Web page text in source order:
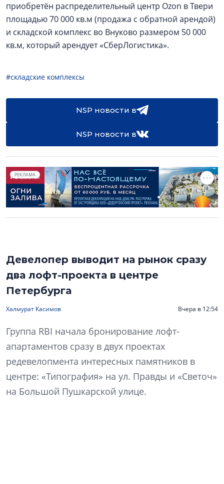
приобретён распределительный центр Ozon в Твери
площадью 70 000 кв.м (продажа с обратной арендой)
и складской комплекс во Внуково размером 50 000
кв.м, который арендует «СберЛогистика».
#складские комплексы
NSP новости в
NSP новости в
РЕКЛАМА
Девелопер выводит на рынок сразу
два лофт-проекта в центре
Петербурга
Халмурат Касимов Вчера в 12:54
Группа RBI начала бронирование лофт-
апартаментов сразу в двух проектах
редевелопмента интересных памятников в
центре: «Типография» на ул. Правды и «Светоч»
на Большой Пушкарской улице.